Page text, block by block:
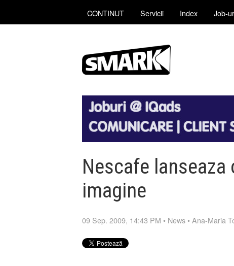
CONTINUT Servicii Index Job-
Nescafe lanseaza
imagine
09 Sep. 2009, 14:43 PM • News •Ana-Maria